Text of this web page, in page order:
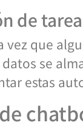
de
vez que
se
estas